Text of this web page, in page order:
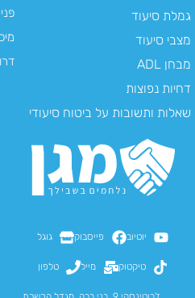
גמלת סיעוד
מצבי סיעוד
מבחן ADL
דחיות נפוצות
שאלות ותשובות על ביטוח סיעודי
יוטיוב פייסבוק גוגל
טיקטוק מייל טלפון